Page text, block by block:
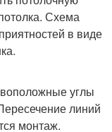
Схема
в виде
углы
линий
монтаж.